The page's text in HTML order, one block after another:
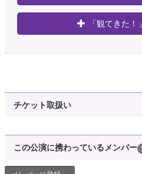
「観てきた！
チケット取扱い
この公演に携わっているメンバー